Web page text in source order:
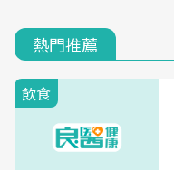
熱門推薦
飲食